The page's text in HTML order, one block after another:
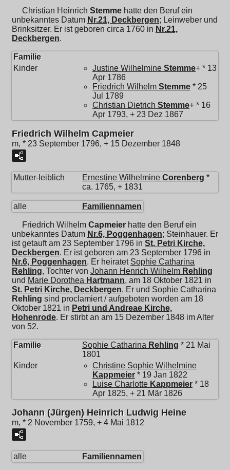
Christian Heinrich Stemme hatte den Beruf ein
unbekanntes Datum Nr.21, Deckbergen; Leinweber und
Brinksitzer. Er ist geboren circa 1760 in Nr.21,
Deckbergen.
Familie
Kinder
Justine Wilhelmine Stemme+ * 13
Apr 1786
Friedrich Wilhelm Stemme * 25
Jul 1789
Christian Dietrich Stemme+ * 16
Apr 1793, + 23 Dez 1867
Friedrich Wilhelm Capmeier
m, * 23 September 1796, + 15 Dezember 1848
Mutter-leiblich Ernestine Wilhelmine Corenberg *
ca. 1765, + 1831
alle Familiennamen
Friedrich Wilhelm Capmeier hatte den Beruf ein
unbekanntes Datum Nr.6, Poggenhagen; Steinhauer. Er
ist getauft am 23 September 1796 in St. Petri Kirche,
Deckbergen. Er ist geboren am 23 September 1796 in
Nr.6, Poggenhagen. Er heiratet Sophie Catharina
Rehling, Tochter von Johann Henrich Wilhelm Rehling
und Marie Dorothea Hartmann, am 18 Oktober 1821 in
St. Petri Kirche, Deckbergen. Er und Sophie Catharina
Rehling sind proclamiert / aufgeboten worden am 18
Oktober 1821 in Petri und Andreae Kirche,
Hohenrode. Er stirbt an am 15 Dezember 1848 im Alter
von 52.
Familie Sophie Catharina Rehling * 21 Mai
1801
Kinder
Christine Sophie Wilhelmine
Kappmeier * 19 Jan 1822
Luise Charlotte Kappmeier * 18
Apr 1825, + 21 Mär 1826
Johann (Jürgen) Heinrich Ludwig Heine
m, * 2 November 1759, + 4 Mai 1812
alle Familiennamen